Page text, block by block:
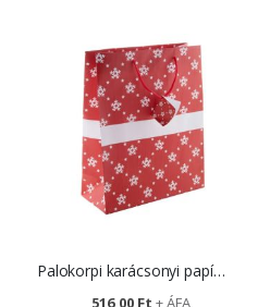
Palokorpi karácsonyi papírtáska - nagy